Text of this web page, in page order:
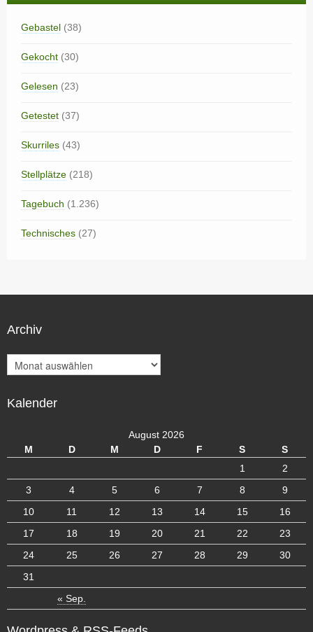
Gebastel (38)
Gekocht (30)
Gelesen (23)
Getestet (37)
Skurriles (43)
Stellplätze (218)
Tagebuch (1.236)
Technisches (27)
Archiv
r
h
Kalender
August 2026
M
D M D F S S
« Sep.
1
2
3
4 5 6 7 8
9
10
11 12 13 14 15
16
17
18 19 20 21 22
23
24
25 26 27 28 29
30
31